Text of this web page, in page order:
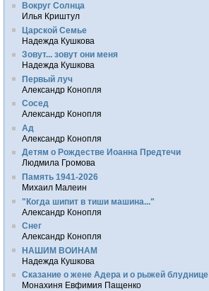
Вокруг Солнца
Илья Криштул
Царской Семье
Надежда Кушкова
Зовут... зовут они меня
Надежда Кушкова
Первый луч
Александр Конопля
Сосед
Александр Конопля
Ад
Александр Конопля
Детям о Рождестве Иоанна Предтечи
Людмила Громова
Память 1941-2026
Михаил Малеин
"Когда шипит в тиши машина..."
Александр Конопля
Снег
Александр Конопля
НАШИМ ВОИНАМ
Надежда Кушкова
Сказание о жене Адера и о рыжей блуднице
Монахиня Евфимия Пащенко